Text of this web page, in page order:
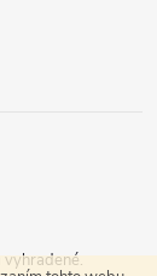
vyhradené.